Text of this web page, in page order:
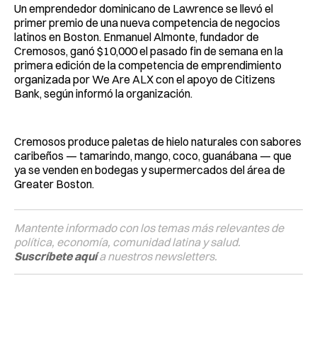
Un emprendedor dominicano de Lawrence se llevó el
primer premio de una nueva competencia de negocios
latinos en Boston. Enmanuel Almonte, fundador de
Cremosos, ganó $10,000 el pasado fin de semana en la
primera edición de la competencia de emprendimiento
organizada por We Are ALX con el apoyo de Citizens
Bank, según informó la organización.
Cremosos produce paletas de hielo naturales con sabores
caribeños — tamarindo, mango, coco, guanábana — que
ya se venden en bodegas y supermercados del área de
Greater Boston.
Mantente informado con los temas más relevantes de
política, economía, comunidad latina y salud.
Suscríbete aquía nuestros newsletters.